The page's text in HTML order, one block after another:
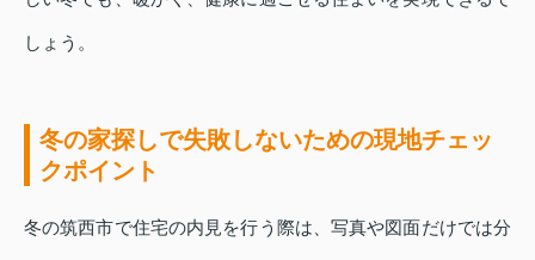
しょう。
冬の家探しで失敗しないための現地チェッ
クポイント
冬の筑西市で住宅の内見を行う際は、写真や図面だけでは分